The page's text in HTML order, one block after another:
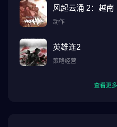
风起云涌 2：越南
动作
英雄连2
策略经营
查看更多